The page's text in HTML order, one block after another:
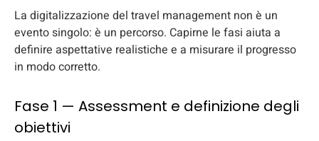
La digitalizzazione del travel management non è un
evento singolo: è un percorso. Capirne le fasi aiuta a
definire aspettative realistiche e a misurare il progresso
in modo corretto.
Fase 1 — Assessment e definizione degli
obiettivi